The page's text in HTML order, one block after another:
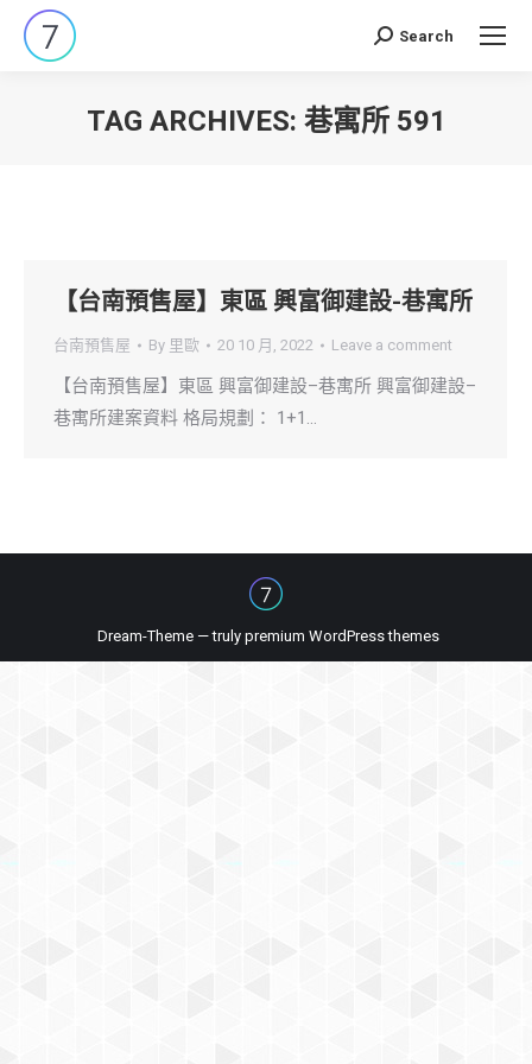
Search:
Search
TAG ARCHIVES: 巷寓所 591
【台南預售屋】東區 興富御建設-巷寓所
台南預售屋 By 里歐 20 10 月, 2022 Leave a comment
【台南預售屋】東區 興富御建設–巷寓所 興富御建設–
巷寓所建案資料 格局規劃： 1+1…
Dream-Theme — truly premium WordPress themes